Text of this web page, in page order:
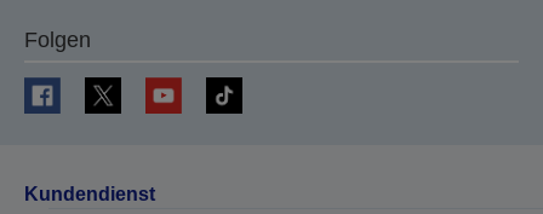
Folgen
Kundendienst